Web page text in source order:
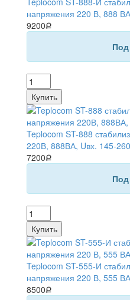
напряжения 220 В, 888
9200Ք
Под
Teplocom ST-888
220В, 888ВА, Uвх. 145-
7200Ք
Под
Teplocom ST-555-И
напряжения 220 В, 555
8500Ք